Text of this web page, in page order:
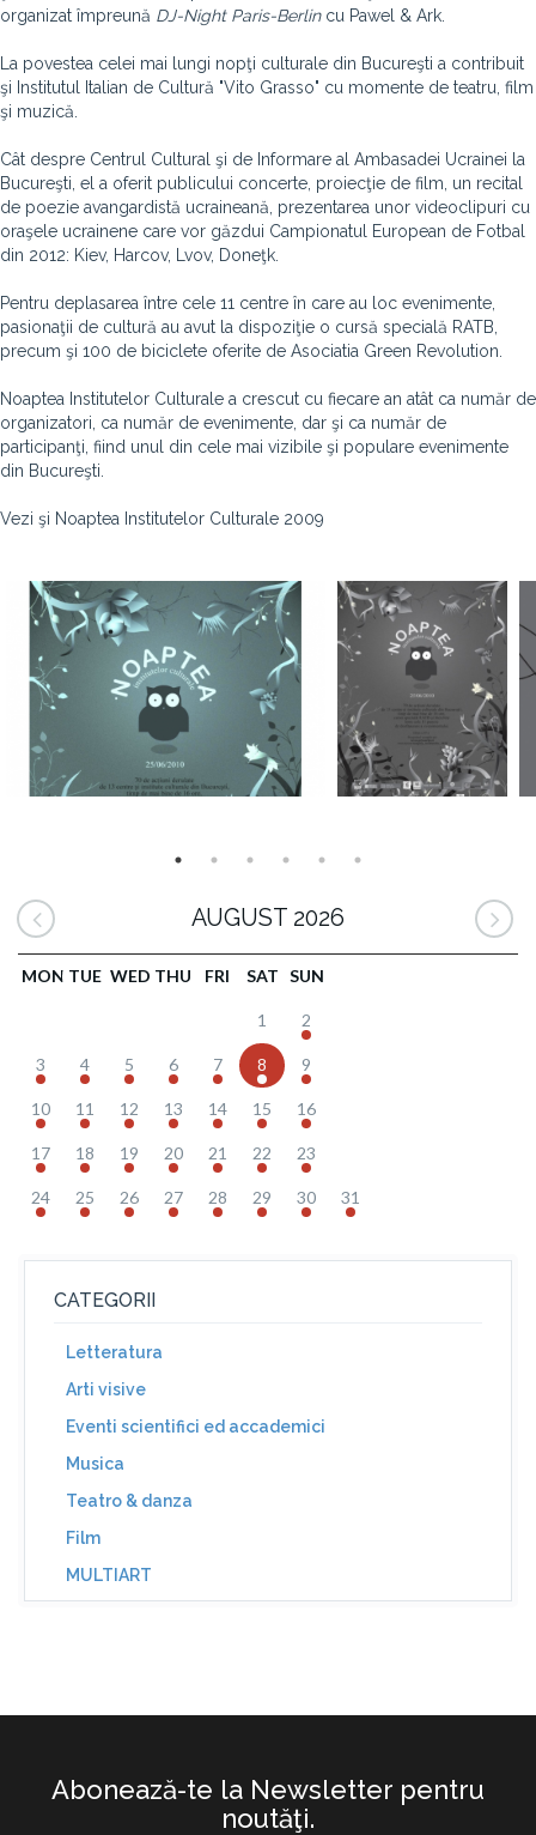
organizat împreună DJ-Night Paris-Berlin cu Pawel & Ark.
La povestea celei mai lungi nopţi culturale din Bucureşti a contribuit
şi Institutul Italian de Cultură "Vito Grasso" cu momente de teatru, film
şi muzică.
Cât despre Centrul Cultural şi de Informare al Ambasadei Ucrainei la
Bucureşti, el a oferit publicului concerte, proiecţie de film, un recital
de poezie avangardistă ucraineană, prezentarea unor videoclipuri cu
oraşele ucrainene care vor găzdui Campionatul European de Fotbal
din 2012: Kiev, Harcov, Lvov, Doneţk.
Pentru deplasarea între cele 11 centre în care au loc evenimente,
pasionaţii de cultură au avut la dispoziţie o cursă specială RATB,
precum şi 100 de biciclete oferite de Asociatia Green Revolution.
Noaptea Institutelor Culturale a crescut cu fiecare an atât ca număr de
organizatori, ca număr de evenimente, dar şi ca număr de
participanţi, fiind unul din cele mai vizibile şi populare evenimente
din Bucureşti.
Vezi şi Noaptea Institutelor Culturale 2009
AUGUST 2026
MON TUE WED THU FRI SAT SUN
1 2
3 4 5 6 7 8 9
10 11 12 13 14 15 16
17 18 19 20 21 22 23
24 25 26 27 28 29 30 31
CATEGORII
Letteratura
Arti visive
Eventi scientifici ed accademici
Musica
Teatro & danza
Film
MULTIART
Abonează-te la Newsletter pentru
noutăţi.